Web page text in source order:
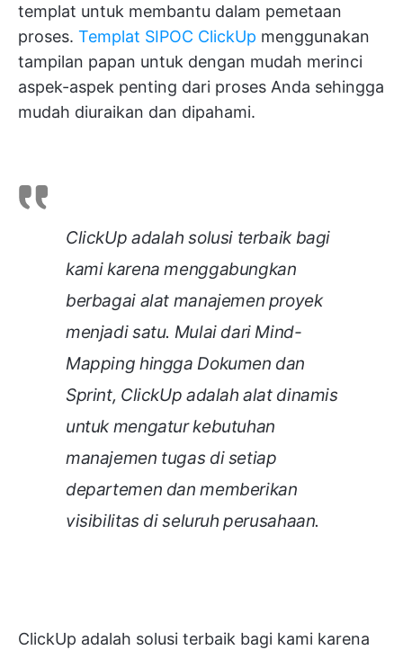
templat untuk membantu dalam pemetaan
proses. Templat SIPOC ClickUp menggunakan
tampilan papan untuk dengan mudah merinci
aspek-aspek penting dari proses Anda sehingga
mudah diuraikan dan dipahami.
ClickUp adalah solusi terbaik bagi
kami karena menggabungkan
berbagai alat manajemen proyek
menjadi satu. Mulai dari Mind-
Mapping hingga Dokumen dan
Sprint, ClickUp adalah alat dinamis
untuk mengatur kebutuhan
manajemen tugas di setiap
departemen dan memberikan
visibilitas di seluruh perusahaan.
ClickUp adalah solusi terbaik bagi kami karena